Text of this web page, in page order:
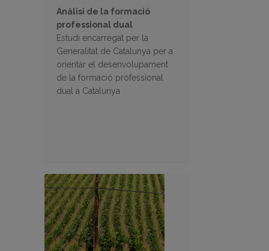
Anàlisi de la formació
professional dual
Estudi encarregat per la
Generalitat de Catalunya per a
orientar el desenvolupament
de la formació professional
dual a Catalunya